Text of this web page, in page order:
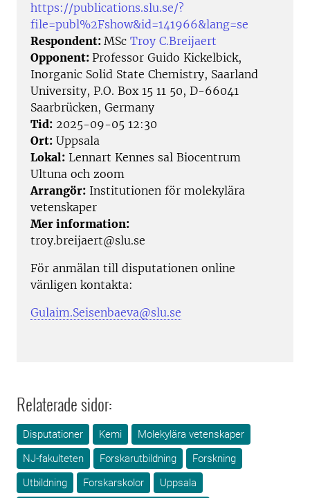
https://publications.slu.se/?
file=publ%2Fshow&id=141966&lang=se
Respondent: MSc Troy C.Breijaert
Opponent: Professor Guido Kickelbick,
Inorganic Solid State Chemistry, Saarland
University, P.O. Box 15 11 50, D-66041
Saarbrücken, Germany
Tid: 2025-09-05 12:30
Ort: Uppsala
Lokal: Lennart Kennes sal Biocentrum
Ultuna och zoom
Arrangör: Institutionen för molekylära
vetenskaper
Mer information:
troy.breijaert@slu.se
För anmälan till disputationen online
vänligen kontakta:
Gulaim.Seisenbaeva@slu.se
Relaterade sidor:
Disputationer Kemi
Molekylära vetenskaper
NJ-fakulteten
Forskarutbildning
Forskning
Utbildning
Forskarskolor
Uppsala